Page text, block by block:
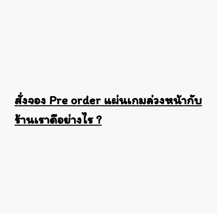
สั่งจอง Pre order แผ่นเกมล่วงหน้ากับ
ร้านเราดีอย่างไร ?